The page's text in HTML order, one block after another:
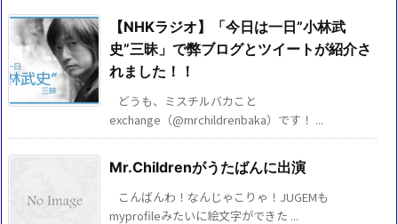
【NHKラジオ】「今日は一日”小林武
史”三昧」で弊ブログとツイートが紹介さ
れました！！
どうも、ミスチルバカこと
exchange（@mrchildrenbaka）です！ ...
Mr.Childrenがうたばんに出演
こんばんわ！なんじゃこりゃ！JUGEMも
myprofileみたいに絵文字ができた ...